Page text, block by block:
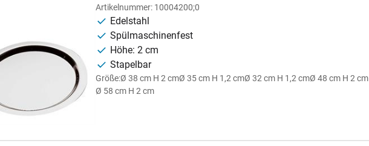
Artikelnummer: 10004200;0
Edelstahl
Spülmaschinenfest
Höhe: 2 cm
Stapelbar
Größe:Ø 38 cm H 2 cmØ 35 cm H 1,2 cmØ 32 cm H 1,2 cmØ 48 cm H 2 cm
Ø 58 cm H 2 cm